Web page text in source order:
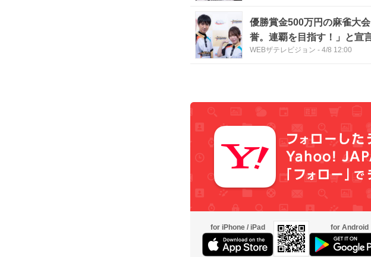
優勝賞金500万円の麻雀大
誉。連覇を目指す！」と宣
WEBザテレビジョン - 4/8 12:00
for iPhone / iPad for Android